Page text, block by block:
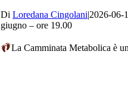
Di Loredana Cingolani|2026-06-
giugno – ore 19.00
La Camminata Metabolica è